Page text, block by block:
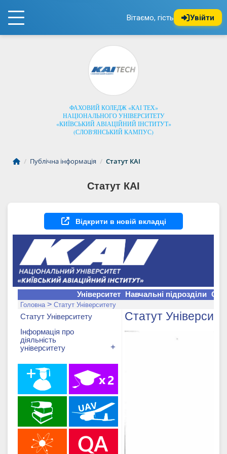
Вітаємо, гість Увійти
ФАХОВИЙ КОЛЕДЖ «КАІ ТЕХ»
НАЦІОНАЛЬНОГО УНІВЕРСИТЕТУ
«КИЇВСЬКИЙ АВІАЦІЙНИЙ ІНСТИТУТ»
(СЛОВ'ЯНСЬКИЙ КАМПУС)
/ Публічна інформація / Статут КАІ
Статут КАІ
Відкрити в новій вкладці